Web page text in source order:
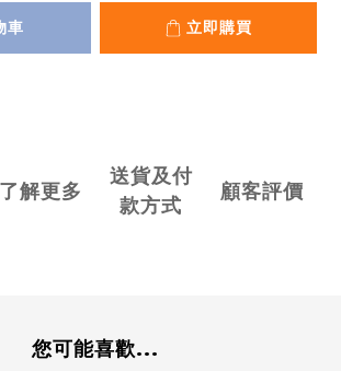
車 立即購買
了解更多
送貨及付
款方式
顧客評價
您可能喜歡...